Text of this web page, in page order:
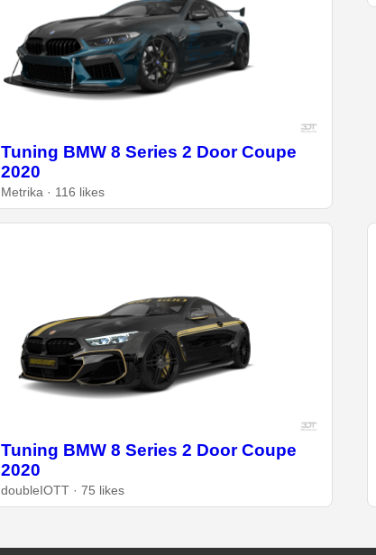
Tuning BMW 8 Series 2 Door Coupe
2020
Metrika · 116 likes
Tuning BMW 8 Series 2 Door Coupe
2020
doubleIOTT · 75 likes